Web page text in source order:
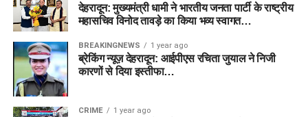
देहरादून: मुख्यमंत्री धामी ने भारतीय जनता पार्टी के राष्ट्रीय
महासचिव विनोद तावड़े का किया भव्य स्वागत…
BREAKINGNEWS 1 year ago
ब्रेकिंग न्यूज़ देहरादून: आईपीएस रचिता जुयाल ने निजी
कारणों से दिया इस्तीफा…
CRIME 1 year ago